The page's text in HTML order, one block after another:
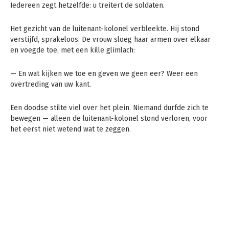
Iedereen zegt hetzelfde: u treitert de soldaten.
Het gezicht van de luitenant-kolonel verbleekte. Hij stond
verstijfd, sprakeloos. De vrouw sloeg haar armen over elkaar
en voegde toe, met een kille glimlach:
— En wat kijken we toe en geven we geen eer? Weer een
overtreding van uw kant.
Een doodse stilte viel over het plein. Niemand durfde zich te
bewegen — alleen de luitenant-kolonel stond verloren, voor
het eerst niet wetend wat te zeggen.